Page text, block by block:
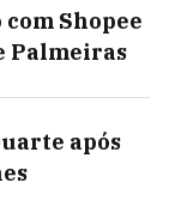
Shopee
Palmeiras
após